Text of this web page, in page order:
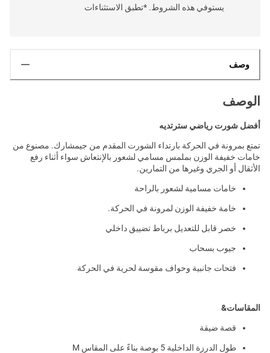
يستوفي هذه الشروط. *تطبق الاستثناءات
وصف
الوصف
أفضل شورت رياضي سترتديه
تمتع بمرونة في الحركة بارتداء الشورت المقدم من جيمشارك. مصنوع من
خامات خفيفة الوزن بملمس مسامي لشعور بالإنتعاش سواء أثناء رفع
الأثقال أو الجري وغيرها من التمارين.
خامات مسامية لشعور بالراحة
خامة خفيفة الوزن لمرونة في الحركة.
خصر قابل للتعديل برباط تضييق داخلي
جيوب بسحاب
فتحات جانبية وحواف مقوسة لحرية في الحركة
المقاسات&
قصة ضيقة
طول الدرزة الداخلية 5 بوصة بناءً على المقاس M